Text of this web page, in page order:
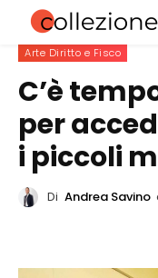
Arte Diritto e Fisco
C’è
per
i piccoli
Di Andrea Savino